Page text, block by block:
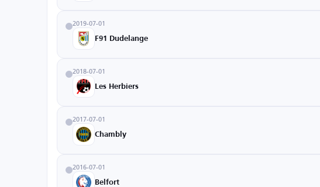
2019-07-01
F91 Dudelange
2018-07-01
Les Herbiers
2017-07-01
Chambly
2016-07-01
Belfort